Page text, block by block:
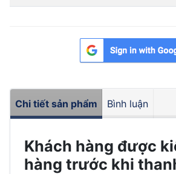
Chi tiết sản phẩm Bình luận
Khách hàng được
hàng trước khi